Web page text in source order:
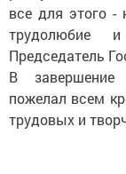
все для этого -
трудолюбие
Председатель
В завершение
пожелал всем
трудовых и